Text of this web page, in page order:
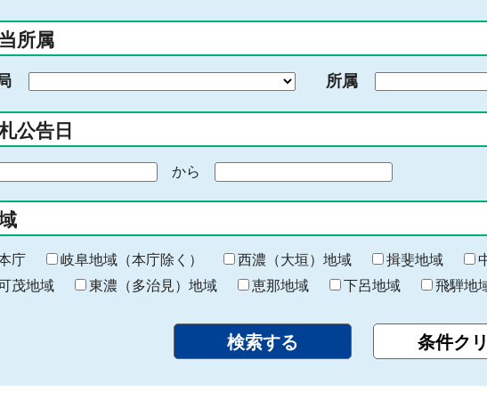
ー
入
力
所属
所属
公告日
から
終
わ
り
庁 岐阜地域（本庁除く） 西濃（大垣）地域 揖斐地域
茂地域
東濃（多治見）地域 恵那地域 下呂地域 飛騨地